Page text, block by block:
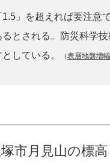
」を超えれば要注意
るとされる。防災科学
している。
（表層地盤増
市月見山の標高